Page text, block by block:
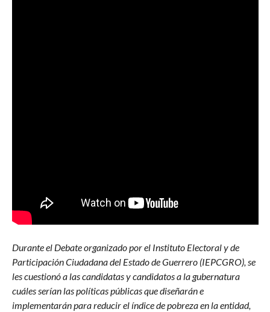
Durante el Debate organizado por el Instituto Electoral y de
Participación Ciudadana del Estado de Guerrero (IEPCGRO), se
les cuestionó a las candidatas y candidatos a la gubernatura
cuáles serían las políticas públicas que diseñarán e
implementarán para reducir el índice de pobreza en la entidad,